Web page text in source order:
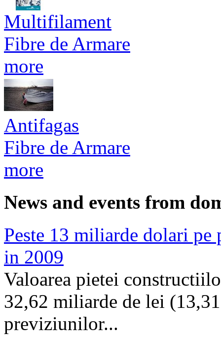
Multifilament
Fibre de Armare
more
Antifagas
Fibre de Armare
more
News and events from
Peste 13 miliarde dolari
in 2009
Valoarea pietei
32,62 miliarde de lei
previziunilor...